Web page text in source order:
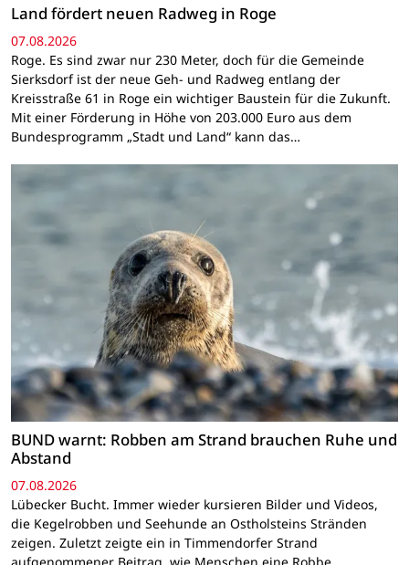
Land fördert neuen Radweg in Roge
07.08.2026
Roge. Es sind zwar nur 230 Meter, doch für die Gemeinde
Sierksdorf ist der neue Geh- und Radweg entlang der
Kreisstraße 61 in Roge ein wichtiger Baustein für die Zukunft.
Mit einer Förderung in Höhe von 203.000 Euro aus dem
Bundesprogramm „Stadt und Land“ kann das…
BUND warnt: Robben am Strand brauchen Ruhe und
Abstand
07.08.2026
Lübecker Bucht. Immer wieder kursieren Bilder und Videos,
die Kegelrobben und Seehunde an Ostholsteins Stränden
zeigen. Zuletzt zeigte ein in Timmendorfer Strand